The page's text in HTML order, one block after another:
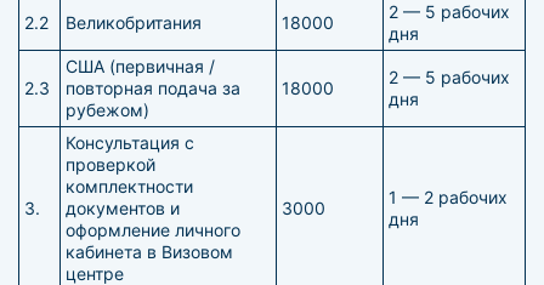
2.2 Великобритания 18000
2 — 5 рабочих
дня
2.3
США (первичная /
повторная подача за
рубежом)
18000
2 — 5 рабочих
дня
3.
Консультация с
проверкой
комплектности
документов и
оформление личного
кабинета в Визовом
центре
3000
1 — 2 рабочих
дня